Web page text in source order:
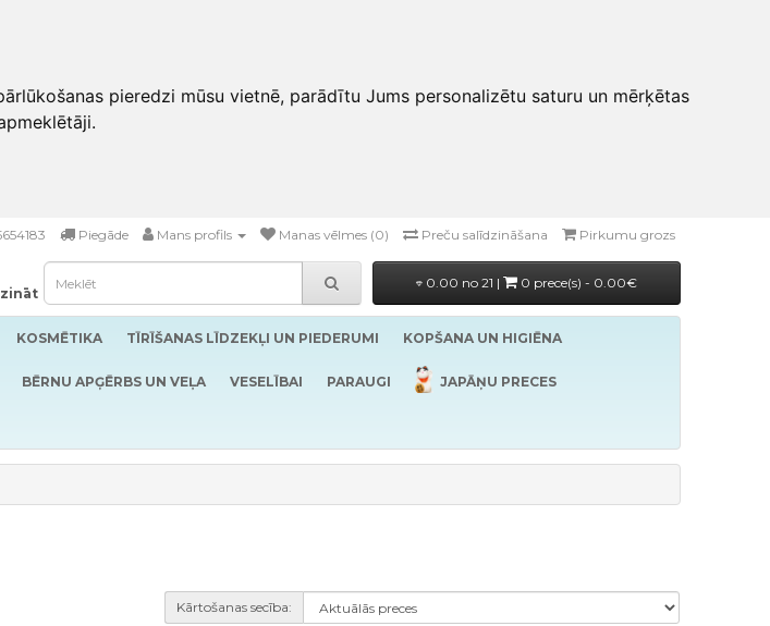
pieredzi mūsu vietnē, parādītu Jums personalizētu saturu un mērķētas
Piegāde Mans profils Manas vēlmes (0) Preču salīdzināšana Pirkumu grozs
0.00 no 21 | 0 prece(s) - 0.00€
KOSMĒTIKA TĪRĪŠANAS LĪDZEKĻI UN PIEDERUMI KOPŠANA UN HIGIĒNA
BĒRNU APĢĒRBS UN VEĻA VESELĪBAI PARAUGI JAPĀŅU PRECES
Kārtošanas secība: